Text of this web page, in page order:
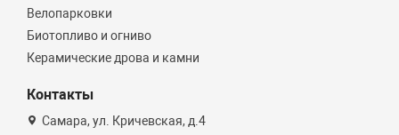
Велопарковки
Биотопливо и огниво
Керамические дрова и камни
Контакты
Самара, ул. Кричевская, д.4